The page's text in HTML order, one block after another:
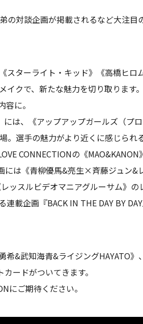
対談企画が掲載されるなど大注目
スターライト・キッド》《高橋ヒロ
クで、新たな魅力を切り取ります
に。
は、《アップアップガールズ（プ
選手の魅力がより近くに感じられる
CONNECTIONの《
は《青柳優馬&亮生×斉藤ジュン&
ッスルビデオマニアグルーサム》
載企画『BACK IN THE DAY BY
&武知海青&ライジングHAYATO》
ードがついてきます。
にご期待ください。